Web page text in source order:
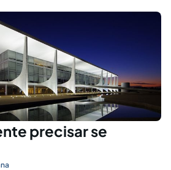
precisar se